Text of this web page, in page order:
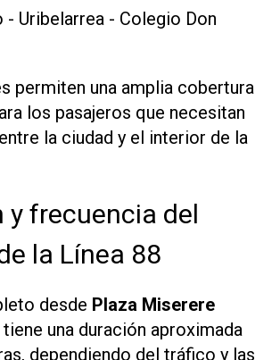
- Uribelarrea - Colegio Don
permiten una amplia cobertura
los pasajeros que necesitan
la ciudad y el interior de la
y frecuencia del
la Línea 88
desde Plaza Miserere
tiene una duración aproximada
dependiendo del tráfico y las